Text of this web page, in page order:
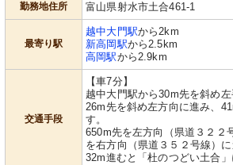
勤務地住所 富山県射水市土合461-1
最寄り駅
越中大門駅から2km
新高岡駅から2.5km
高岡駅から2.9km
交通手段
【車7分】
越中大門駅から30m先を斜め左
26m先を斜め左方向に進み、
す。
650m先を左方向（県道３２２
を右方向（県道３５２号線）に
32m進むと「杜のつどい土合」